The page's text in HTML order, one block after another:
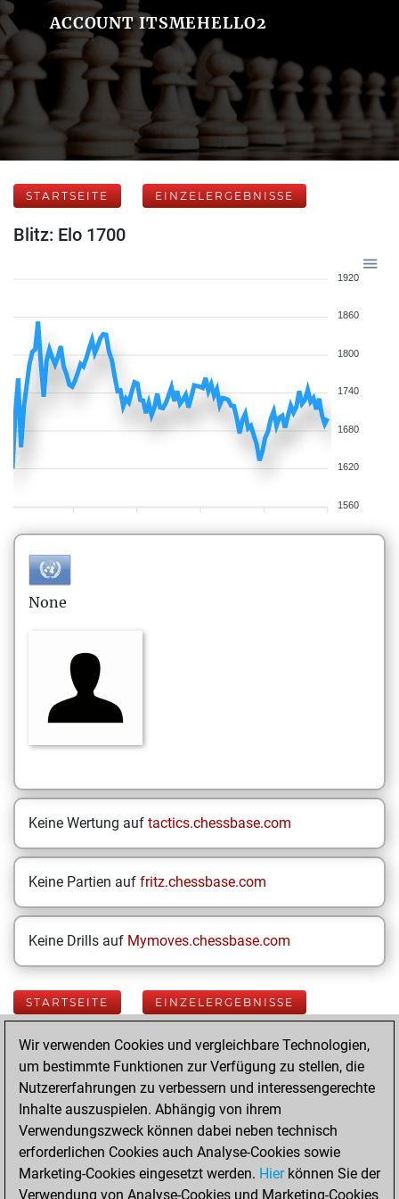
ACCOUNT ITSMEHELLO2
STARTSEITE EINZELERGEBNISSE
Blitz: Elo 1700
1920
1860
1800
1740
1680
1620
1560
None
Keine Wertung auf tactics.chessbase.com
Keine Partien auf fritz.chessbase.com
Keine Drills auf Mymoves.chessbase.com
STARTSEITE EINZELERGEBNISSE
Your Latest App
Activity
Montag, April 27,
2026
Wir verwenden Cookies und vergleichbare Technologien,
um bestimmte Funktionen zur Verfügung zu stellen, die
Nutzererfahrungen zu verbessern und interessengerechte
Inhalte auszuspielen. Abhängig von ihrem
Verwendungszweck können dabei neben technisch
erforderlichen Cookies auch Analyse-Cookies sowie
Marketing-Cookies eingesetzt werden. Hierkönnen Sie der
Verwendung von Analyse-Cookies und Marketing-Cookies